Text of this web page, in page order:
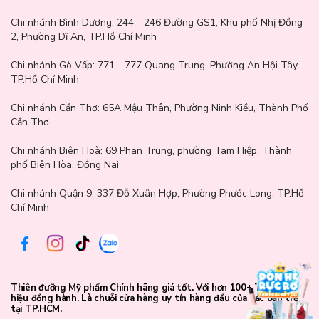
Kết cấu của sản phẩm cũng vô cùng mỏng mịn, tạo nên cảm giác
nhẹ nhàng trên làn da khi sử dụng.
Chi nhánh Bình Dương: 244 - 246 Đường GS1, Khu phố Nhị Đồng
2, Phường Dĩ An, TP.Hồ Chí Minh
Chi nhánh Gò Vấp: 771 - 777 Quang Trung, Phường An Hội Tây,
TP.Hồ Chí Minh
Chi nhánh Cần Thơ: 65A Mậu Thân, Phường Ninh Kiều, Thành Phố
Cần Thơ
Chi nhánh Biên Hoà: 69 Phan Trung, phường Tam Hiệp, Thành
phố Biên Hòa, Đồng Nai
Chi nhánh Quận 9: 337 Đỗ Xuân Hợp, Phường Phước Long, TP.Hồ
Chí Minh
Thiên đưỡng Mỹ phẩm Chính hãng giá tốt. Với hơn 100+ Thương
hiệu đồng hành. Là chuỗi cửa hàng uy tín hàng đầu của các bạn trẻ
tại TP.HCM.